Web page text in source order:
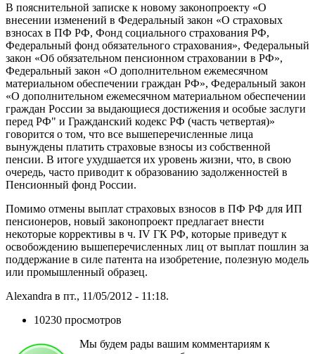
В пояснительной записке к новому законопроекту «О
внесении изменений в Федеральный закон «О страховых
взносах в ПФ РФ, Фонд социального страхования РФ,
Федеральный фонд обязательного страхования», Федеральный
закон «Об обязательном пенсионном страховании в РФ»,
Федеральный закон «О дополнительном ежемесячном
материальном обеспечении граждан РФ», Федеральный закон
«О дополнительном ежемесячном материальном обеспечении
граждан России за выдающиеся достижения и особые заслуги
перед РФ" и Гражданский кодекс РФ (часть четвертая)»
говорится о том, что все вышеперечисленные лица
вынуждены платить страховые взносы из собственной
пенсии. В итоге ухудшается их уровень жизни, что, в свою
очередь, часто приводит к образованию задолженностей в
Пенсионный фонд России.
Помимо отмены выплат страховых взносов в ПФ РФ для ИП
пенсионеров, новый законопроект предлагает внести
некоторые коррективы в ч. IV ГК РФ, которые приведут к
освобождению вышеперечисленных лиц от выплат пошлин за
поддержание в силе патента на изобретение, полезную модель
или промышленный образец.
Alexandra в пт., 11/05/2012 - 11:18.
10230 просмотров
Мы будем рады вашим комментариям к